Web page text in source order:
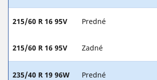
215/60 R 16 95V Predné
215/60 R 16 95V Zadné
235/40 R 19 96W Predné